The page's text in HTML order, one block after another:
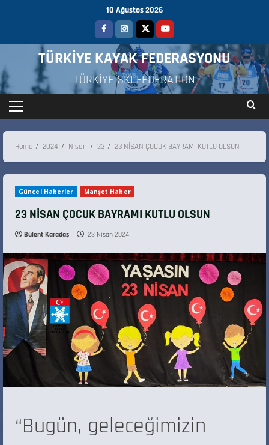
10 Ağustos 2026
TÜRKİYE KAYAK FEDERASYONU
TÜRKİYE SKI FEDERATION
Home 2024 Nisan 23 23 NİSAN ÇOCUK BAYRAMI KUTLU OLSUN
Güncel Haberler Manşet Haber
23 NİSAN ÇOCUK BAYRAMI KUTLU OLSUN
Bülent Karadaş 23 Nisan 2024
“Bugün, geleceğimizin